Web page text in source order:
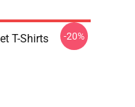
T-Shirts -20%